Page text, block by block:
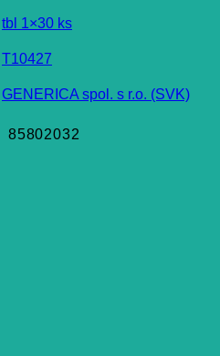
tbl 1×30 ks
T10427
GENERICA spol. s r.o. (SVK)
85802032